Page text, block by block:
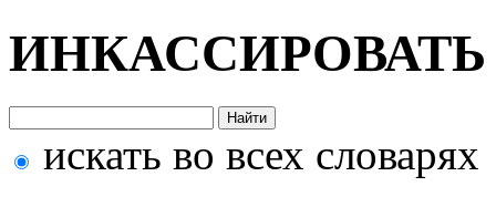
ИНКАССИРОВАТЬ
искать во всех словарях